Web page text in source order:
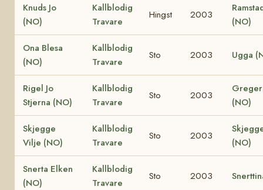
Knuds Jo
(NO)
Kallblodig
Travare
Hingst 2003
(NO)
Ona Blesa
(NO)
Kallblodig
Travare
Sto 2003 Ugga
Rigel Jo
Stjerna (NO)
Kallblodig
Travare
Sto 2003
(NO)
Skjegge
Vilje (NO)
Kallblodig
Travare
Sto 2003
(NO)
Snerta Elken
(NO)
Kallblodig
Travare
Sto 2003